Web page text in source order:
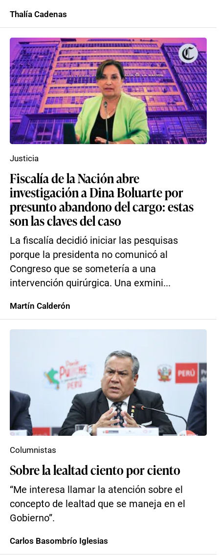
Thalía Cadenas
Fiscalía de la Nación abre
investigación a Dina Boluarte por
presunto abandono del cargo: estas
son las claves del caso
La fiscalía decidió iniciar las pesquisas
porque la presidenta no comunicó al
Congreso que se sometería a una
intervención quirúrgica. Una exmini...
Justicia
Martín Calderón
Sobre la lealtad ciento por ciento
“Me interesa llamar la atención sobre el
concepto de lealtad que se maneja en el
Gobierno”.
Columnistas
Carlos Basombrío Iglesias